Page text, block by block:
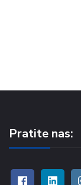
Pratite nas: